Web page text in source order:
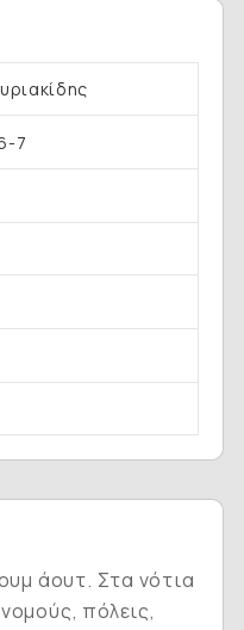
7
άουτ. Στα νότια
πόλεις,